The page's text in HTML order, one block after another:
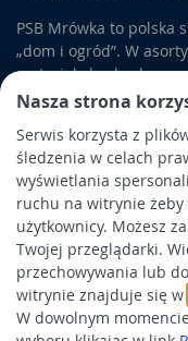
Nasza strona
Serwis korzysta z
śledzenia w celach
wyświetlania
ruchu na witrynie żeby
użytkownicy. Możesz
Twojej przeglądarki.
przechowywania lub
witrynie znajduje się w
W dowolnym
PSB Mrówka to polska
„dom i ogród”. W
materiały budowlane,
wyposażenie łazienek
Obowiązek
Polityka prywatności
Polityka Cookies
Odbiór zużytego
Wspierają nas: